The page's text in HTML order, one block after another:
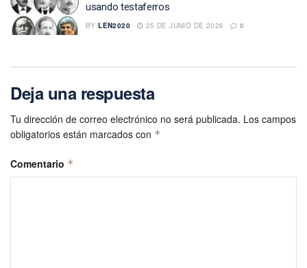
usando testaferros
BY LEN2020 25 DE JUNIO DE 2026 0
Deja una respuesta
Tu dirección de correo electrónico no será publicada. Los campos
obligatorios están marcados con *
Comentario *